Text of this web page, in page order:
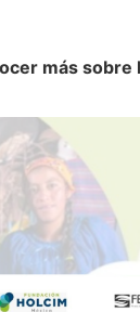
más sobre